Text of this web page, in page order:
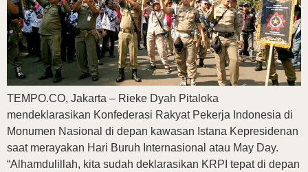
TEMPO.CO, Jakarta – Rieke Dyah Pitaloka
mendeklarasikan Konfederasi Rakyat Pekerja Indonesia di
Monumen Nasional di depan kawasan Istana Kepresidenan
saat merayakan Hari Buruh Internasional atau May Day.
“Alhamdulillah, kita sudah deklarasikan KRPI tepat di depan